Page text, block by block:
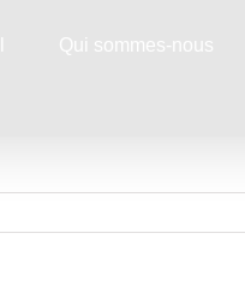
Qui sommes-nous